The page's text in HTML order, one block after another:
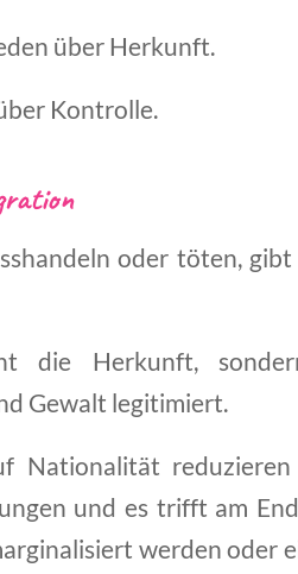
über Herkunft.
Kontrolle.
oder töten,
die Herkunft,
Gewalt legitimiert.
Nationalität reduzieren
und es trifft am
werden oder